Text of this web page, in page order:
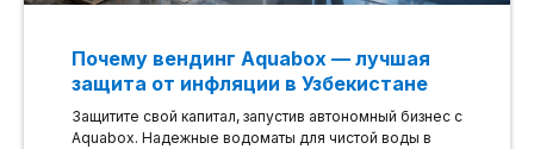
Почему вендинг Aquabox — лучшая
защита от инфляции в Узбекистане
Защитите свой капитал, запустив автономный бизнес с
Aquabox. Надежные водоматы для чистой воды в